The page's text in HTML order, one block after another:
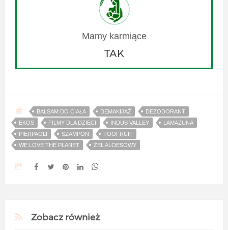
TAK
BALSAM DO CIAŁA DEMAKIJAŻ
DEZODORANT
EKOS
FILMY DLA DZIECI INDUS VALLEY
LAMAZUNA
PIERPAOLI
SZAMPON
TOOFRUIT
WE LOVE THE PLANET
ŻEL ALOESOWY
Zobacz również